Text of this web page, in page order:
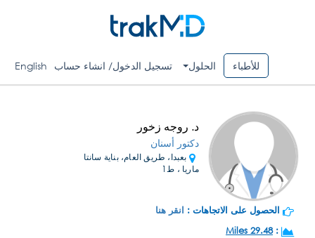
للأطباء الحلول تسجيل الدخول/ انشاء حساب English
د. روجه زخور
دكتور أسنان
بعبدا، طريق العام، بناية سانتا
ماريا ، ط1
الحصول على الاتجاهات : انقر هنا
:
29.48 Miles